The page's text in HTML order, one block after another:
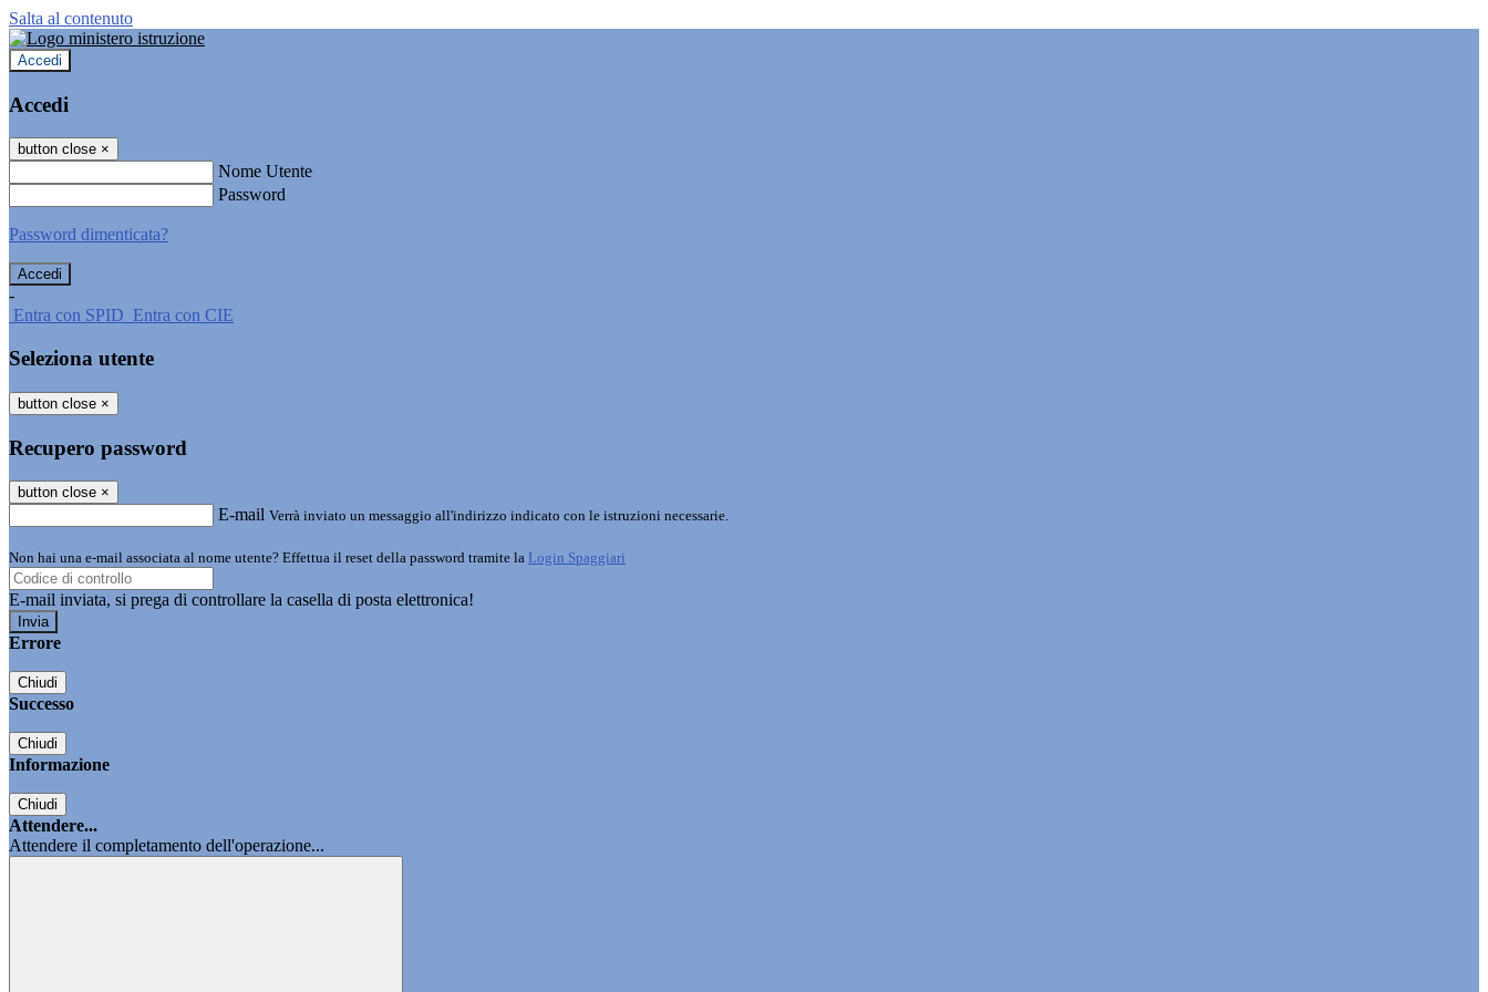
Salta al contenuto
Accedi
Accedi
button close ×
Nome Utente
Password
Password dimenticata?
-
Entra con SPID Entra con CIE
Seleziona utente
button close ×
Recupero password
button close ×
E-mail Verrà inviato un messaggio all'indirizzo indicato con le istruzioni necessarie.
Non hai una e-mail associata al nome utente? Effettua il reset della password tramite la Login Spaggiari
E-mail inviata, si prega di controllare la casella di posta elettronica!
Errore
Chiudi
Successo
Chiudi
Informazione
Chiudi
Attendere...
Attendere il completamento dell'operazione...